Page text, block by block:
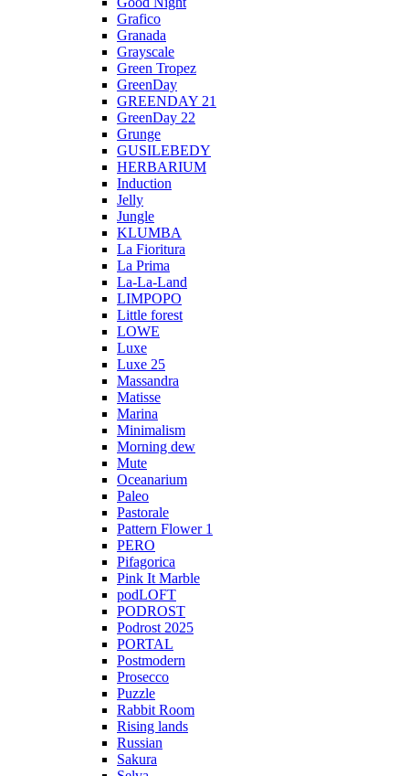
Grafico
Granada
Grayscale
Green Tropez
GreenDay
GREENDAY 21
GreenDay 22
Grunge
GUSILEBEDY
HERBARIUM
Induction
Jelly
Jungle
KLUMBA
La Fioritura
La Prima
La-La-Land
LIMPOPO
Little forest
LOWE
Luxe
Luxe 25
Massandra
Matisse
Marina
Minimalism
Morning dew
Mute
Oceanarium
Paleo
Pastorale
Pattern Flower 1
PERO
Pifagorica
Pink It Marble
podLOFT
PODROST
Podrost 2025
PORTAL
Postmodern
Prosecco
Puzzle
Rabbit Room
Rising lands
Russian
Sakura